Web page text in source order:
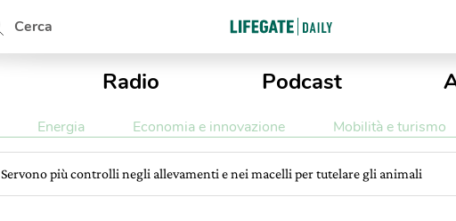
Cerca
Radio Podcast
Energia Economia e innovazione Mobilità e turismo
Servono più controlli negli allevamenti e nei macelli per tutelare gli animali